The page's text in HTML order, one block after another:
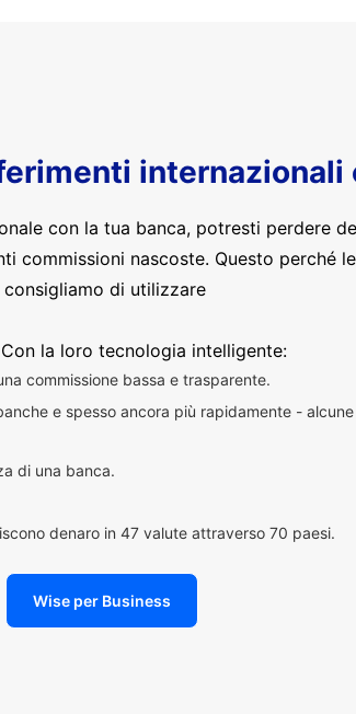
internazionali
con la tua banca, potresti perdere
commissioni nascoste. Questo perché
di utilizzare
la loro tecnologia intelligente:
commissione bassa e trasparente.
e spesso ancora più rapidamente -
di una banca.
denaro in 47 valute attraverso 70 paesi.
Wise per Business